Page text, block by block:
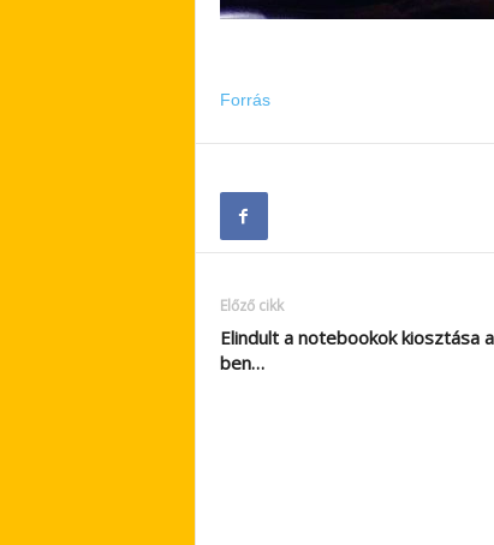
Forrás
Előző cikk
Elindult a notebookok kiosztása
ben…